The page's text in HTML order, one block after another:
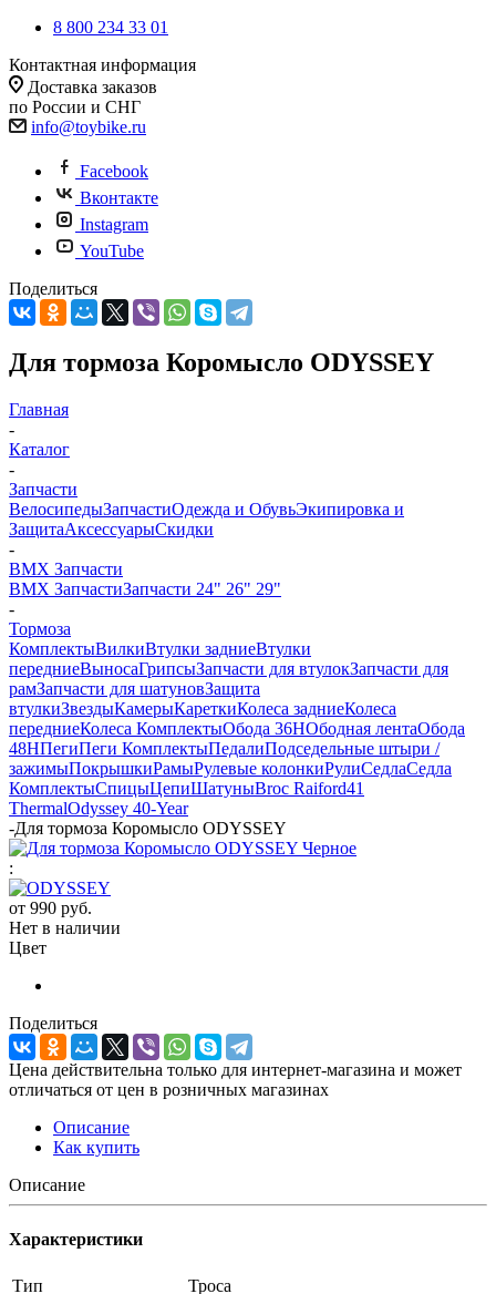
8 800 234 33 01
Контактная информация
Доставка заказов
по России и СНГ
info@toybike.ru
Facebook
Вконтакте
Instagram
YouTube
Поделиться
Для тормоза Коромысло ODYSSEY
Главная
-
Каталог
-
Запчасти
ВелосипедыЗапчастиОдежда и ОбувьЭкипировка и
ЗащитаАксессуарыСкидки
-
BMX Запчасти
BMX ЗапчастиЗапчасти 24" 26" 29"
-
Тормоза
КомплектыВилкиВтулки задниеВтулки
передниеВыносаГрипсыЗапчасти для втулокЗапчасти для
рамЗапчасти для шатуновЗащита
втулкиЗвездыКамерыКареткиКолеса задниеКолеса
передниеКолеса КомплектыОбода 36HОбодная лентаОбода
48HПегиПеги КомплектыПедалиПодседельные штыри /
зажимыПокрышкиРамыРулевые колонкиРулиСедлаСедла
КомплектыСпицыЦепиШатуныBroc Raiford41
ThermalOdyssey 40-Year
-Для тормоза Коромысло ODYSSEY
:
от 990 руб.
Нет в наличии
Цвет
Поделиться
Цена действительна только для интернет-магазина и может
отличаться от цен в розничных магазинах
Описание
Как купить
Описание
Характеристики
Тип Троса